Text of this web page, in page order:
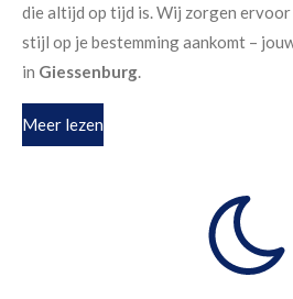
die altijd op tijd is. Wij zorgen
stijl op je bestemming aankomt –
in Giessenburg
Meer lezen